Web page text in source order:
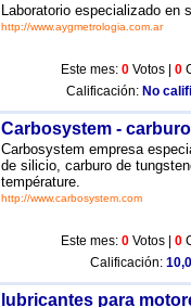
Laboratorio especializado en
http://www.aygmetrologia.com.ar
Este mes: 0 Votos | 0
Calificación: No
Carbosystem -
Carbosystem empresa
de silicio, carburo de
température.
http://www.carbosystem.com
Este mes: 0 Votos | 0
Calificación:
lubricantes para